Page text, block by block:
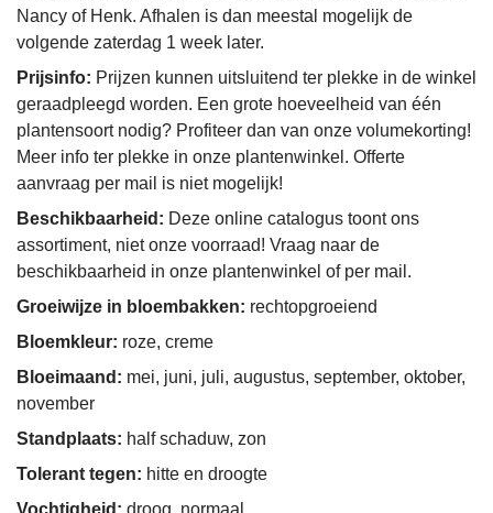
Nancy of Henk. Afhalen is dan meestal mogelijk de
volgende zaterdag 1 week later.
Prijsinfo: Prijzen kunnen uitsluitend ter plekke in de winkel
geraadpleegd worden. Een grote hoeveelheid van één
plantensoort nodig? Profiteer dan van onze volumekorting!
Meer info ter plekke in onze plantenwinkel. Offerte
aanvraag per mail is niet mogelijk!
Beschikbaarheid: Deze online catalogus toont ons
assortiment, niet onze voorraad! Vraag naar de
beschikbaarheid in onze plantenwinkel of per mail.
Groeiwijze in bloembakken: rechtopgroeiend
Bloemkleur: roze, creme
Bloeimaand: mei, juni, juli, augustus, september, oktober,
november
Standplaats: half schaduw, zon
Tolerant tegen: hitte en droogte
Vochtigheid: droog, normaal